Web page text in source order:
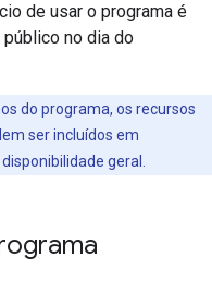
de usar o programa é
no dia do
do programa, os recursos
ser incluídos em
geral.